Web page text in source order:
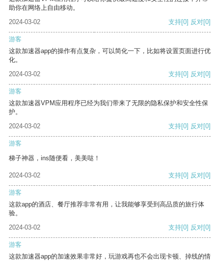
助你在网络上自由移动。
2024-03-02
支持[0] 反对[0]
游客
这款加速器app的操作有点复杂，可以简化一下，比如将设置页面进行优
化。
2024-03-02
支持[0] 反对[0]
游客
这款加速器VPM应用程序已经为我们带来了无限的隐私保护和安全性保
护。
2024-03-02
支持[0] 反对[0]
游客
梯子神器，ins随便看，美美哒！
2024-03-02 支持[0] 反对[0]
游客
这款app的酒店、餐厅推荐非常有用，让我能够享受到高品质的旅行体
验。
2024-03-02
支持[0] 反对[0]
游客
这款加速器app的加速效果非常好，玩游戏再也不会出现卡顿、掉线的情